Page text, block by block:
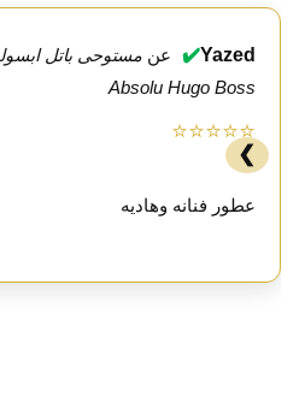
Yazed
✔️ عن
Absolu Hugo Boss
⭐⭐⭐⭐⭐
عطور فنانه وهاديه
❯